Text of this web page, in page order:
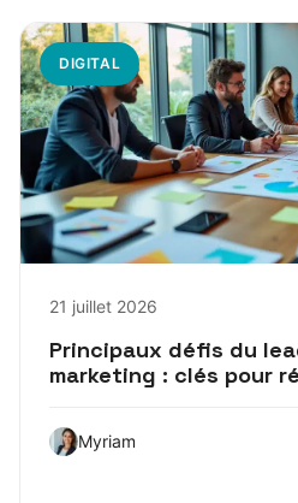
DIGITAL
21 juillet 2026
Principaux défis du
marketing : clés pour
Myriam